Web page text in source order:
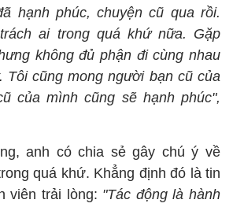
hạnh phúc, chuyện cũ qua rồi.
ai trong quá khứ nữa. Gặp
không đủ phận đi cùng nhau
Tôi cũng mong người bạn cũ của
của mình cũng sẽ hạnh phúc",
anh có chia sẻ gây chú ý về
quá khứ. Khẳng định đó là tin
viên trải lòng: "Tác động là hành